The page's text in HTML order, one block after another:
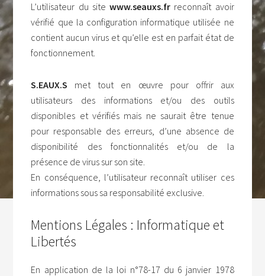
L’utilisateur du sitewww.seauxs.fr reconnaît avoir
vérifié que la configuration informatique utilisée ne
contient aucun virus et qu’elle est en parfait état de
fonctionnement.
S.EAUX.S met tout en œuvre pour offrir aux
utilisateurs des informations et/ou des outils
disponibles et vérifiés mais ne saurait être tenue
pour responsable des erreurs, d’une absence de
disponibilité des fonctionnalités et/ou de la
présence de virus sur son site.
En conséquence, l’utilisateur reconnaît utiliser ces
informations sous sa responsabilité exclusive.
Mentions Légales : Informatique et
Libertés
En application de la loi n°78-17 du 6 janvier 1978